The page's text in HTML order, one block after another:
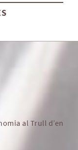
al Trull d’en